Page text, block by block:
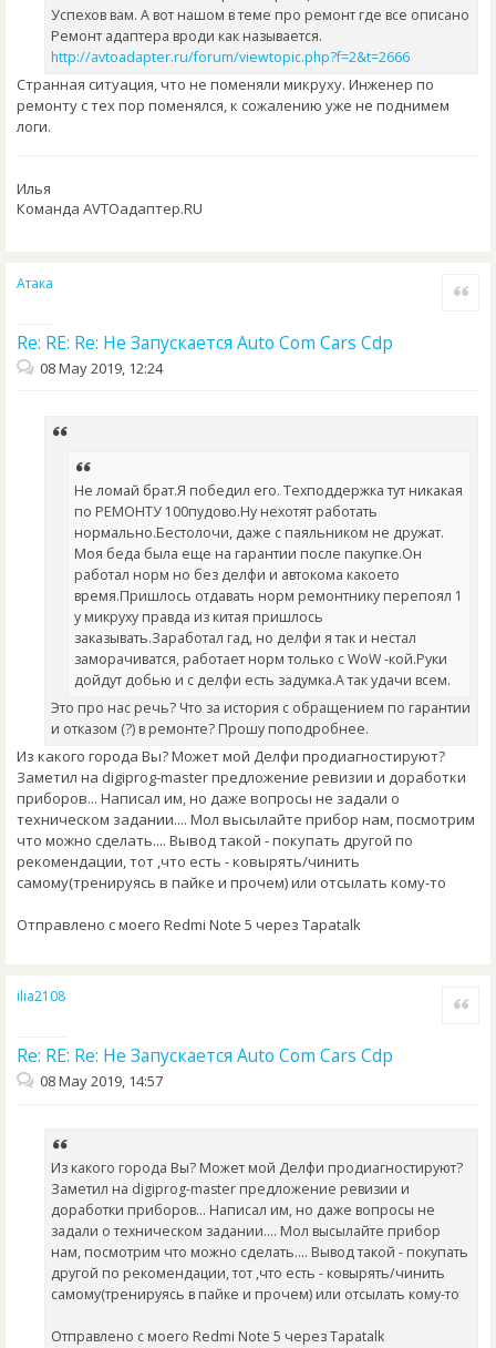
Успехов вам. А вот нашом в теме про ремонт где все описано
Ремонт адаптера вроди как называется.
http://avtoadapter.ru/forum/viewtopic.php?f=2&t=2666
Странная ситуация, что не поменяли микруху. Инженер по
ремонту с тех пор поменялся, к сожалению уже не поднимем
логи.
Илья
Команда AVTOадаптер.RU
Атака
Re: RE: Re: Не Запускается Auto Com Cars Cdp
Quote
08 May 2019, 12:24
Не ломай брат.Я победил его. Техподдержка тут никакая
по РЕМОНТУ 100пудово.Ну нехотят работать
нормально.Бестолочи, даже с паяльником не дружат.
Моя беда была еще на гарантии после пакупке.Он
работал норм но без делфи и автокома какоето
время.Пришлось отдавать норм ремонтнику перепоял 1
у микруху правда из китая пришлось
заказывать.Заработал гад, но делфи я так и нестал
заморачиватся, работает норм только с WoW -кой.Руки
дойдут добью и с делфи есть задумка.А так удачи всем.
Это про нас речь? Что за история с обращением по гарантии
и отказом (?) в ремонте? Прошу поподробнее.
Из какого города Вы? Может мой Делфи продиагностируют?
Заметил на digiprog-master предложение ревизии и доработки
приборов... Написал им, но даже вопросы не задали о
техническом задании.... Мол высылайте прибор нам, посмотрим
что можно сделать.... Вывод такой - покупать другой по
рекомендации, тот ,что есть - ковырять/чинить
самому(тренируясь в пайке и прочем) или отсылать кому-то
Отправлено с моего Redmi Note 5 через Tapatalk
ilia2108
Re: RE: Re: Не Запускается Auto Com Cars Cdp
Quote
08 May 2019, 14:57
Из какого города Вы? Может мой Делфи продиагностируют?
Заметил на digiprog-master предложение ревизии и
доработки приборов... Написал им, но даже вопросы не
задали о техническом задании.... Мол высылайте прибор
нам, посмотрим что можно сделать.... Вывод такой - покупать
другой по рекомендации, тот ,что есть - ковырять/чинить
самому(тренируясь в пайке и прочем) или отсылать кому-то
Отправлено с моего Redmi Note 5 через Tapatalk